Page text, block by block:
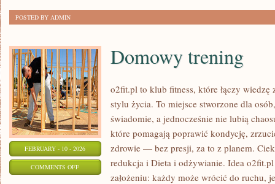
POSTED BY ADMIN
FEBRUARY - 10 - 2026
COMMENTS OFFON
Domowy trening
o2fit.pl to klub fitness, które łączy
stylu życia. To miejsce stworzone dla
świadomie, a jednocześnie nie lubią
które pomagają poprawić kondycję,
zdrowie — bez presji, za to z planem.
redukcja i Dieta i odżywianie. Idea
założeniu: każdy może wrócić do ruchu,